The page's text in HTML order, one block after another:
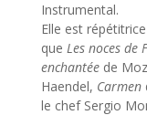
Instrumental.
Elle est
que Les noces de
enchantéede
Haendel, Carmen
le chef Sergio